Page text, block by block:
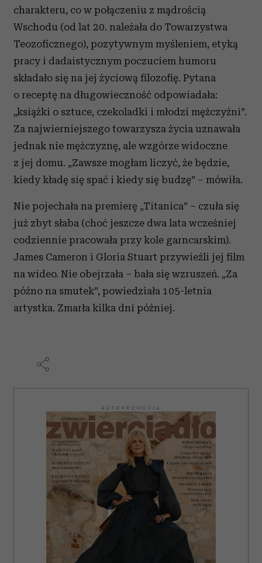
charakteru, co w połączeniu z mądrością
Wschodu (od lat 20. należała do Towarzystwa
Teozoficznego), pozytywnym myśleniem, etyką
pracy i dadaistycznym poczuciem humoru
składało się na jej życiową filozofię. Pytana
o receptę na długowieczność odpowiadała:
„książki o sztuce, czekoladki i młodzi mężczyźni”.
Za najwierniejszego towarzysza życia uznawała
jednak nie mężczyznę, ale wzgórze widoczne
z jej domu. „Zawsze mogłam liczyć, że będzie,
kiedy kładę się spać i kiedy się budzę” – mówiła.
Nie pojechała na premierę „Titanica” – czuła się
już zbyt słaba (choć jeszcze dwa lata wcześniej
codziennie pracowała przy kole garncarskim).
James Cameron i Gloria Stuart przywieźli jej film
na wideo. Nie obejrzała – bała się wzruszeń. „Za
późno na smutek”, powiedziała 105-letnia
artystka. Zmarła kilka dni później.
AUTOPROMOCJA